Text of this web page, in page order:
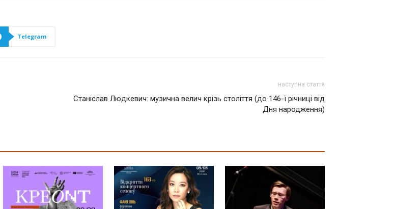
Telegram
наступна стаття
Станіслав Людкевич: музична велич крізь століття (до 146-ї річниці від
Дня народження)